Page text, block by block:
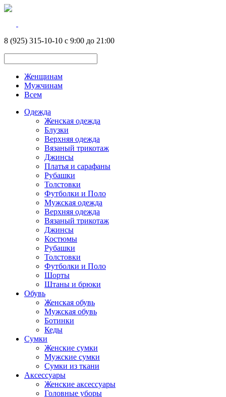
8 (925) 315-10-10 с 9:00 до 21:00
Женщинам
Мужчинам
Всем
Одежда
Женская одежда
Блузки
Верхняя одежда
Вязаный трикотаж
Джинсы
Платья и сарафаны
Рубашки
Толстовки
Футболки и Поло
Мужская одежда
Верхняя одежда
Вязаный трикотаж
Джинсы
Костюмы
Рубашки
Толстовки
Футболки и Поло
Шорты
Штаны и брюки
Обувь
Женская обувь
Мужская обувь
Ботинки
Кеды
Сумки
Женские сумки
Мужские сумки
Сумки из ткани
Аксессуары
Женские аксессуары
Головные уборы